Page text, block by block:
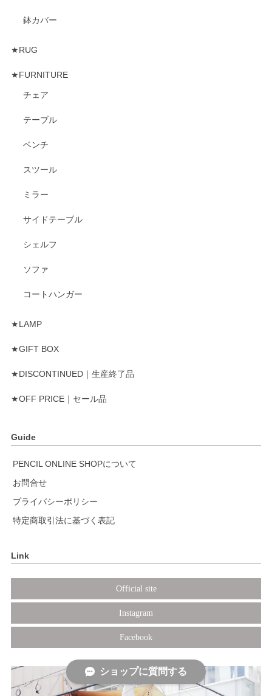
鉢カバー
★RUG
★FURNITURE
チェア
テーブル
ベンチ
スツール
ミラー
サイドテーブル
シェルフ
ソファ
コートハンガー
★LAMP
★GIFT BOX
★DISCONTINUED｜生産終了品
★OFF PRICE｜セール品
Guide
PENCIL ONLINE SHOPについて
お問合せ
プライバシーポリシー
特定商取引法に基づく表記
Link
Official site
Instagram
Facebook
ショップに質問する